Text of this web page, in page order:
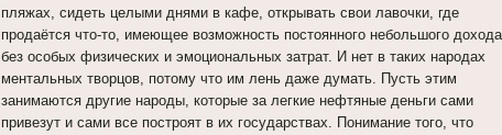
пляжах, сидеть целыми днями в кафе, открывать свои лавочки, где
продаётся что-то, имеющее возможность постоянного небольшого
без особых физических и эмоциональных затрат. И нет в таких народах
ментальных творцов, потому что им лень даже думать. Пусть этим
занимаются другие народы, которые за легкие нефтяные деньги сами
привезут и сами все построят в их государствах. Понимание того, что